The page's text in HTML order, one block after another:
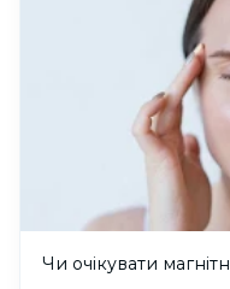
Чи очікувати